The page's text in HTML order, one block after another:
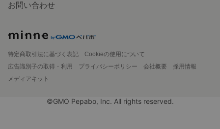
お問い合わせ
特定商取引法に基づく表記
Cookieの使用について
広告識別子の取得・利用
プライバシーポリシー 会社概要
採用情報
メディアキット
©GMO Pepabo, Inc. All rights reserved.